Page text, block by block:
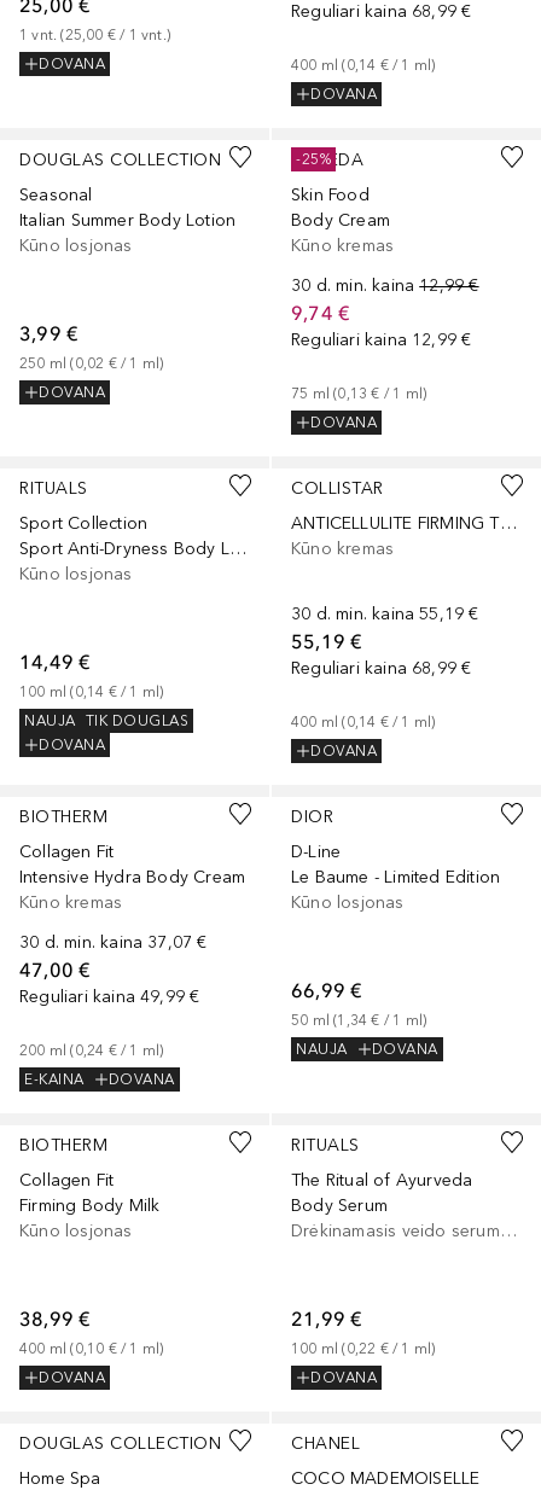
1 vnt. (25,00 € / 1 vnt.)
DOVANA
Reguliari kaina 68,99 €
400 ml (0,14 € / 1 ml)
DOVANA
DOUGLAS COLLECTION
Seasonal
Italian Summer Body Lotion
Kūno losjonas
3,99 €
250 ml (0,02 € / 1 ml)
DOVANA
WELEDA
Skin Food
Body Cream
Kūno kremas
30 d. min. kaina 12,99 €
9,74 €
Reguliari kaina 12,99 €
75 ml (0,13 € / 1 ml)
DOVANA
-25%
RITUALS
Sport Collection
Sport Anti-Dryness Body Lotion
Kūno losjonas
14,49 €
100 ml (0,14 € / 1 ml)
NAUJA
TIK DOUGLAS
DOVANA
COLLISTAR
ANTICELLULITE FIRMING THERMAL CREAM
Kūno kremas
30 d. min. kaina 55,19 €
55,19 €
Reguliari kaina 68,99 €
400 ml (0,14 € / 1 ml)
DOVANA
BIOTHERM
Collagen Fit
Intensive Hydra Body Cream
Kūno kremas
30 d. min. kaina 37,07 €
47,00 €
Reguliari kaina 49,99 €
200 ml (0,24 € / 1 ml)
E-KAINA
DOVANA
DIOR
D-Line
Le Baume - Limited Edition
Kūno losjonas
66,99 €
50 ml (1,34 € / 1 ml)
NAUJA
DOVANA
BIOTHERM
Collagen Fit
Firming Body Milk
Kūno losjonas
38,99 €
400 ml (0,10 € / 1 ml)
DOVANA
RITUALS
The Ritual of Ayurveda
Body Serum
Drėkinamasis veido serumas, Veido serumas/koncentratas
21,99 €
100 ml (0,22 € / 1 ml)
DOVANA
DOUGLAS COLLECTION
Home Spa
CHANEL
COCO MADEMOISELLE